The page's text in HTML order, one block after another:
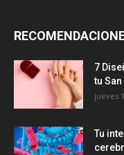
7
tu
jueves
Tu